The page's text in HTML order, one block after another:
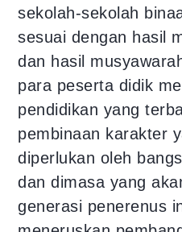
sekolah-sekolah
sesuai dengan hasil
dan hasil
para peserta didik
pendidikan yang
pembinaan karakter
diperlukan oleh
dan dimasa yang
generasi penerenus